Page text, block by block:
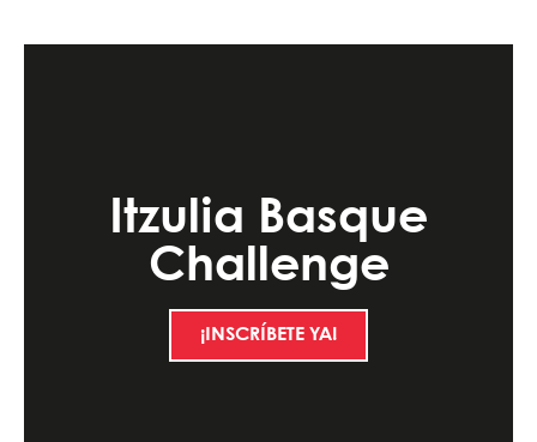
Itzulia Basque
Challenge
¡INSCRÍBETE YA!